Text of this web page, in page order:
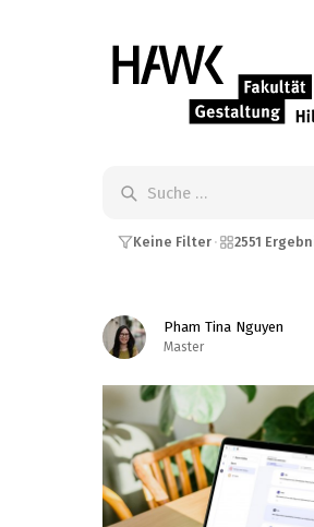
Keine Filter · 2551
Pham Tina Nguyen
Master